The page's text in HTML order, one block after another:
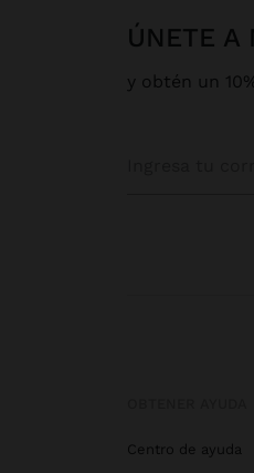
ÚNETE
y obtén un
Centro de ayuda